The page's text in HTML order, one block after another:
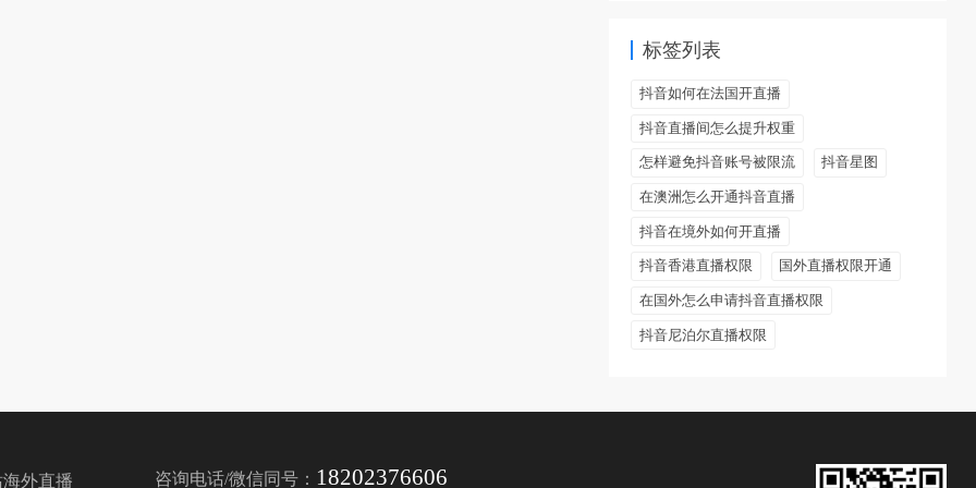
标签列表
抖音如何在法国开直播
抖音直播间怎么提升权重
怎样避免抖音账号被限流 抖音星图
在澳洲怎么开通抖音直播
抖音在境外如何开直播
抖音香港直播权限 国外直播权限开通
在国外怎么申请抖音直播权限
抖音尼泊尔直播权限
外直播 咨询电话/微信同号： 18202376606